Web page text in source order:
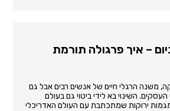
– איך פרגולה תורמת
משנה הרגלי חיים של אנשים רבים אבל גם
העסקים. השינוי בא לידי ביטוי גם בעולם
ירוקות שמתכתבת עם העולם האדריכלי